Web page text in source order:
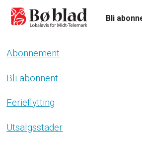
Bli
Bli
abonnent
boblad
Abonnement
Bli abonnent
Ferieflytting
Utsalgsstader